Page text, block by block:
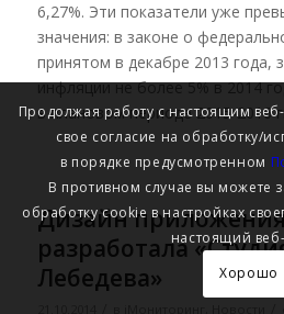
6,27%. Эти показатели уже
значения: в законе о
принятом в декабре 2013 года,
инфляции не более 5% в 2014
в плановом периоде 2015-2016
Дизайн
разработала
Лебедева»
Продолжая работу с настоящим
свое согласие на обработку/
в порядке предусмотренном
В противном случае вы можете
обработку cookie в настройках
настоящий
Хорошо